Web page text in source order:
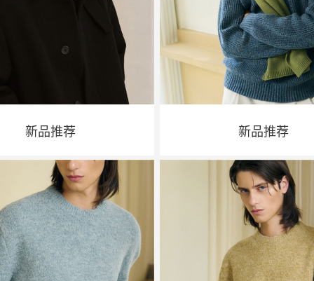
新品推荐 新品推荐